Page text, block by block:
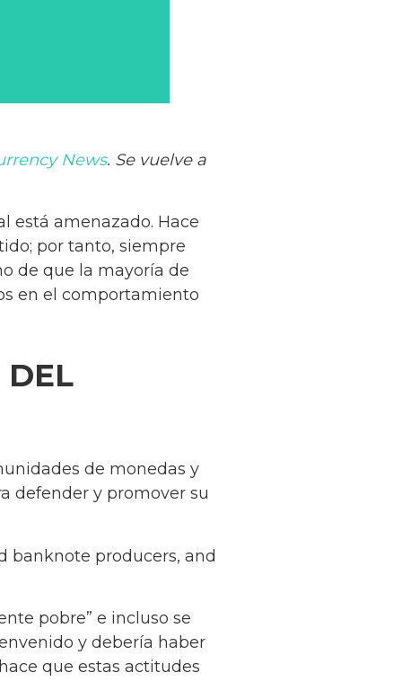
News. Se vuelve a
está amenazado. Hace
por tanto, siempre
de que la mayoría de
en el comportamiento
DEL
de monedas y
defender y promover su
banknote producers, and
pobre” e incluso se
y debería haber
que estas actitudes